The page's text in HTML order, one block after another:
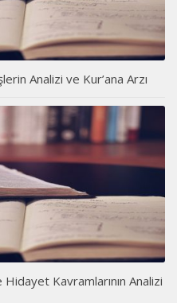
Analizi ve Kur’ana Arzı
Kavramlarının Analizi